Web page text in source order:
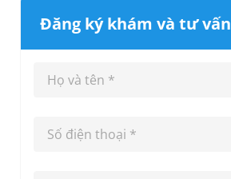
Đăng ký khám và tư vấn